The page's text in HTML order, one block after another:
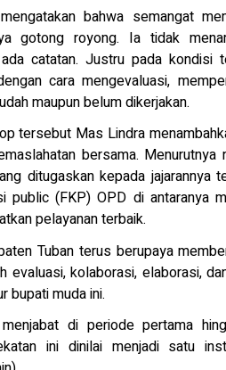
bahwa semangat
gotong royong. Ia tidak
catatan. Justru pada kondisi
cara mengevaluasi,
maupun belum dikerjakan.
tersebut Mas Lindra
bersama.
ditugaskan kepada jajarannya
public (FKP) OPD di antaranya
pelayanan terbaik.
Tuban terus berupaya
evaluasi, kolaborasi, elaborasi,
bupati muda ini.
di periode pertama
ini dinilai menjadi satu